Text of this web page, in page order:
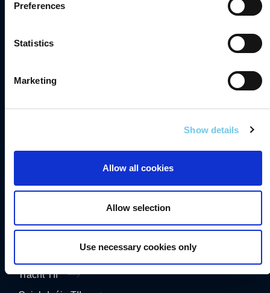
Preferences
Statistics
Marketing
Show details
Allow all cookies
Allow selection
Use necessary cookies only
Comhlíonadh
Príobháideacht
Fianáin
Fógra Maidir le Cosaint Sonraí
Trácht TII